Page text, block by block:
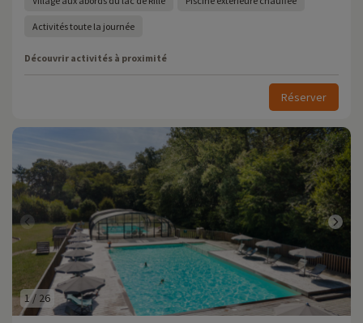
Activités toute la journée
Découvrir activités à proximité
Réserver
1/ 26